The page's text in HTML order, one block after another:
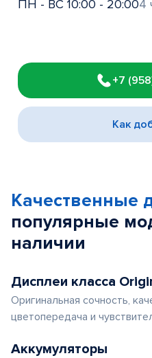
ПН - ВС 10:00 - 20:004
1
of
3
+7
Как
Качественные
популярные
наличии
Дисплеи класса
Оригинальная сочность,
цветопередача и
Аккумуляторы